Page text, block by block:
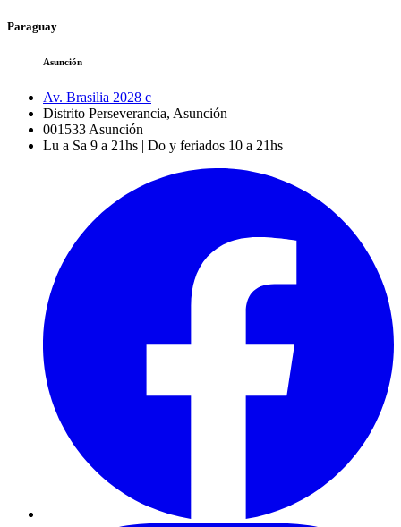
Paraguay
Asunción
Av. Brasilia 2028 c
Distrito Perseverancia, Asunción
001533 Asunción
Lu a Sa 9 a 21hs | Do y feriados 10 a 21hs